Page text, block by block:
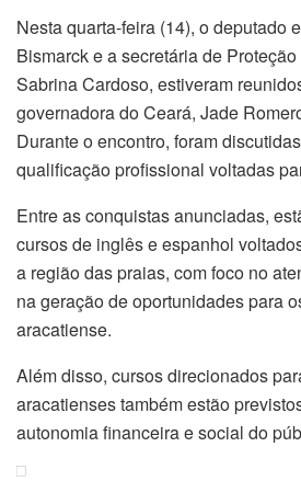
Nesta quarta-feira (14), o deputado
Bismarck e a secretária de
Sabrina Cardoso, estiveram
governadora do Ceará, Jade
Durante o encontro, foram
qualificação profissional voltadas
Entre as conquistas anunciadas,
cursos de inglês e espanhol
a região das praias, com foco no
na geração de oportunidades para
aracatiense.
Além disso, cursos direcionados
aracatienses também estão
autonomia financeira e social do